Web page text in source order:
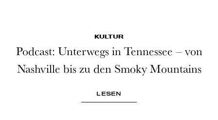
KULTUR
Podcast: Unterwegs in Tennessee – von
Nashville bis zu den Smoky Mountains
LESEN